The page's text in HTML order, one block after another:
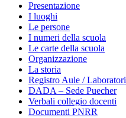
Presentazione
I luoghi
Le persone
I numeri della scuola
Le carte della scuola
Organizzazione
La storia
Registro Aule / Laboratori
DADA – Sede Puecher
Verbali collegio docenti
Documenti PNRR